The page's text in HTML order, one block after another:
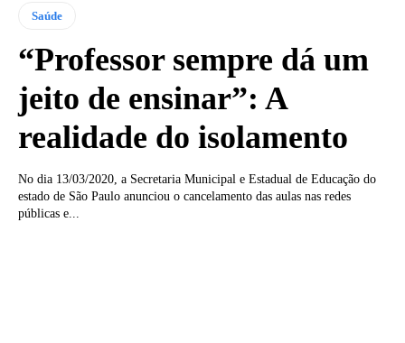
Saúde
“Professor sempre dá um
jeito de ensinar”: A
realidade do isolamento
No dia 13/03/2020, a Secretaria Municipal e Estadual de Educação do
estado de São Paulo anunciou o cancelamento das aulas nas redes
públicas e...